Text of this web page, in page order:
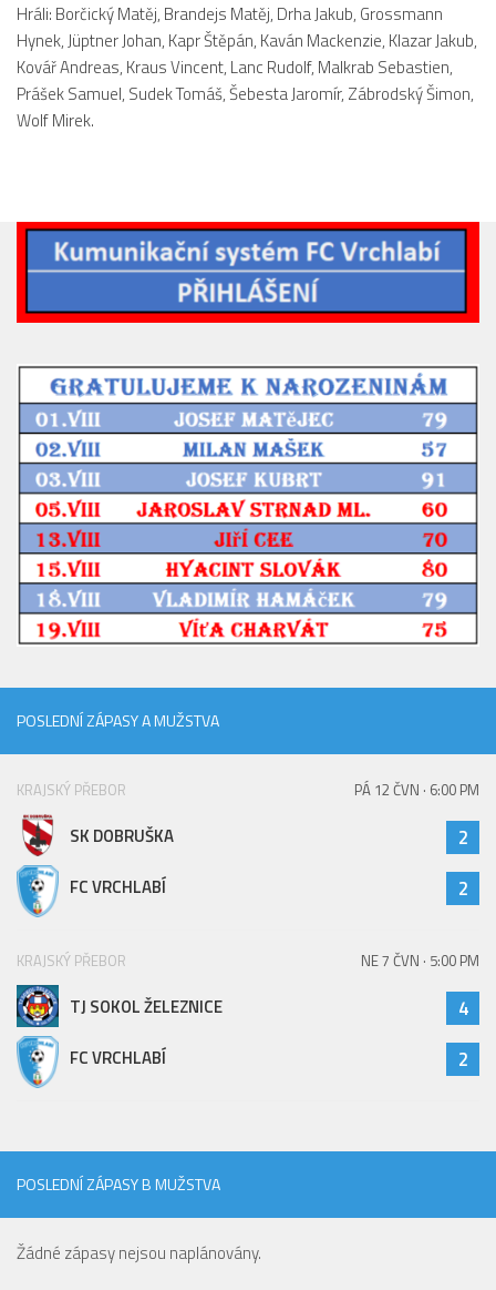
Hráli: Borčický Matěj, Brandejs Matěj, Drha Jakub, Grossmann
Hynek, Jüptner Johan, Kapr Štěpán, Kaván Mackenzie, Klazar Jakub,
Kovář Andreas, Kraus Vincent, Lanc Rudolf, Malkrab Sebastien,
Prášek Samuel, Sudek Tomáš, Šebesta Jaromír, Zábrodský Šimon,
Wolf Mirek.
POSLEDNÍ ZÁPASY A MUŽSTVA
KRAJSKÝ PŘEBOR PÁ 12 ČVN · 6:00 PM
SK DOBRUŠKA 2
FC VRCHLABÍ 2
KRAJSKÝ PŘEBOR NE 7 ČVN · 5:00 PM
TJ SOKOL ŽELEZNICE 4
FC VRCHLABÍ 2
POSLEDNÍ ZÁPASY B MUŽSTVA
Žádné zápasy nejsou naplánovány.